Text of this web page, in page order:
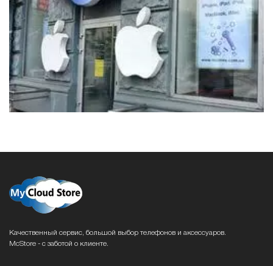
Качественный сервис, большой выбор телефонов и аксессуаров.
McStore - с заботой о клиенте.